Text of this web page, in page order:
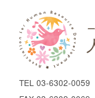
TEL 03-6302-0059